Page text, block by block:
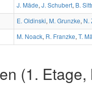
J. Mäde, J. Schubert, B.
E. Oldinski, M. Grunzke, N.
M. Noack, R. Franzke, T.
(1.